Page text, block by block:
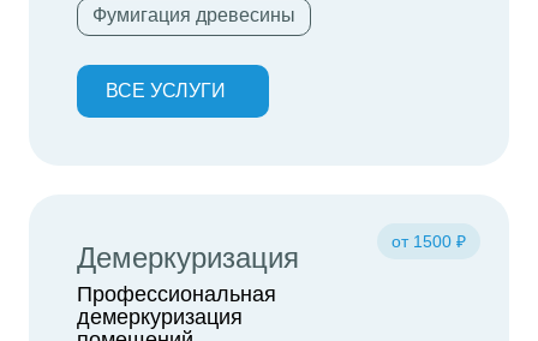
Фумигация древесины
ВСЕ УСЛУГИ
Демеркуризация
Профессиональная
демеркуризация
от 1500 ₽